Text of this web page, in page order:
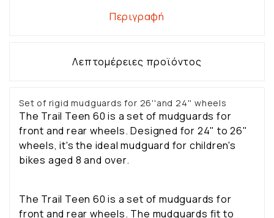
Περιγραφή
Λεπτομέρειες προϊόντος
Set of rigid mudguards for 26''and 24'' wheels
The Trail Teen 60 is a set of mudguards for
front and rear wheels. Designed for 24" to 26"
wheels, it's the ideal mudguard for children's
bikes aged 8 and over.
The Trail Teen 60 is a set of mudguards for
front and rear wheels. The mudguards fit to